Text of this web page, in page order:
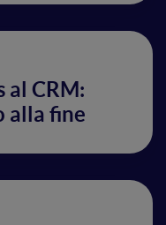
al CRM:
alla fine